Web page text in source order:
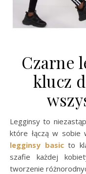
Czarne
klucz
Legginsy to niezastąpione elementy damskiej garderoby,
które łączą w sobie
legginsy basicto
szafie każdej
tworzenie